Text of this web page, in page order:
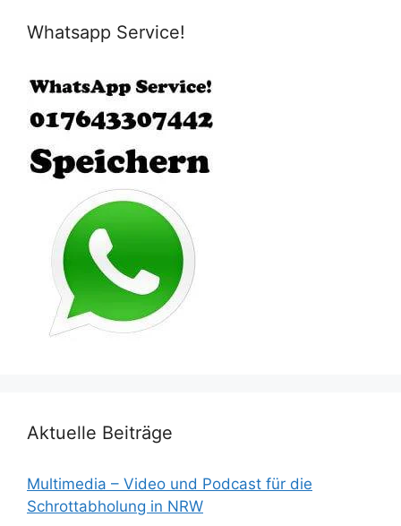
Whatsapp Service!
Aktuelle Beiträge
Multimedia – Video und Podcast für die
Schrottabholung in NRW